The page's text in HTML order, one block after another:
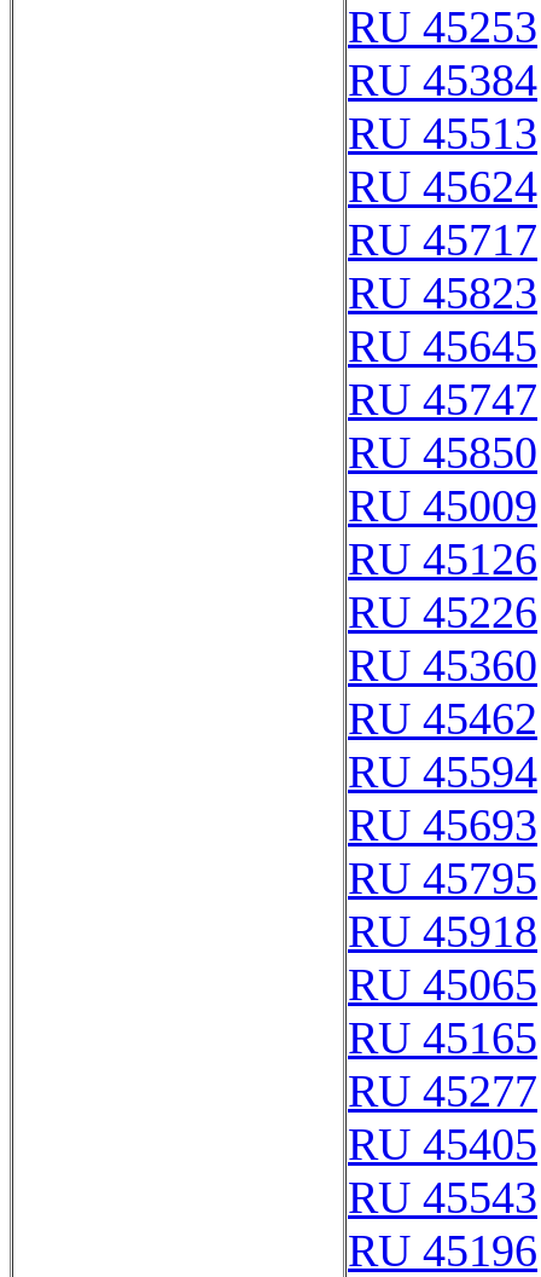
RU 45253
RU 45384
RU 45513
RU 45624
RU 45717
RU 45823
RU 45645
RU 45747
RU 45850
RU 45009
RU 45126
RU 45226
RU 45360
RU 45462
RU 45594
RU 45693
RU 45795
RU 45918
RU 45065
RU 45165
RU 45277
RU 45405
RU 45543
RU 45196